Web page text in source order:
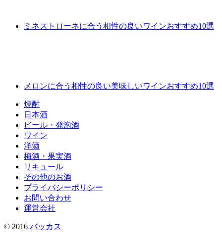
ミネストローネに合う相性の良いワインおすすめ10選
メロンに合う相性の良い美味しいワインおすすめ10選
焼酎
日本酒
ビール・発泡酒
ワイン
洋酒
梅酒・果実酒
リキュール
その他のお酒
プライバシーポリシー
お問い合わせ
運営会社
© 2016 バッカス